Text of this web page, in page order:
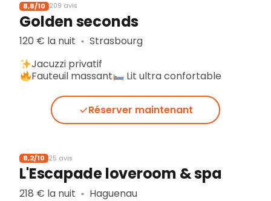
8,8/10 209 avis
Golden seconds
120 € la nuit ▪︎ Strasbourg
Jacuzzi privatif
Fauteuil massant
Lit ultra confortable
Réserver maintenant
8,2/10 25 avis
L'Escapade loveroom & spa
218 € la nuit ▪︎ Haguenau